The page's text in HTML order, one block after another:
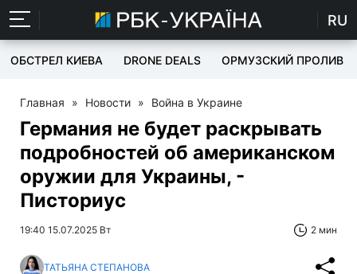
RU
ОБСТРЕЛ КИЕВА DRONE DEALS ОРМУЗСКИЙ ПРОЛИВ
Главная » Новости » Война в Украине
Германия не будет раскрывать
подробностей об американском
оружии для Украины, -
Писториус
19:40 15.07.2025 Вт 2 мин
ТАТЬЯНА СТЕПАНОВА